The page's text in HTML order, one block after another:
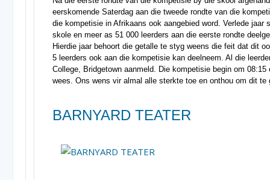
eerskomende Saterdag aan die tweede rondte van die
die kompetisie in Afrikaans ook aangebied word. Verlede
skole en meer as 51 000 leerders aan die eerste rondte
Hierdie jaar behoort die getalle te styg weens die feit dat dit
5 leerders ook aan die kompetisie kan deelneem. Al die
College, Bridgetown aanmeld. Die kompetisie begin om
wees. Ons wens vir almal alle sterkte toe en onthou om dit te
BARNYARD TEATER